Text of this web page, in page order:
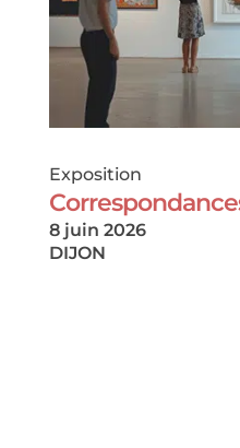
Exposition
8 juin 2026
DIJON